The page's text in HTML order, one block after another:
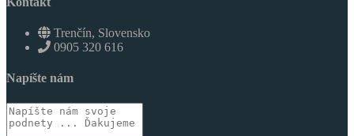
Trenčín, Slovensko
0905 320 616
Napíšte nám